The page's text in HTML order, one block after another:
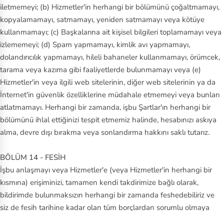
iletmemeyi; (b) Hizmetler'in herhangi bir bölümünü çoğaltmamayı,
kopyalamamayı, satmamayı, yeniden satmamayı veya kötüye
kullanmamayı; (c) Başkalarına ait kişisel bilgileri toplamamayı veya
izlememeyi; (d) Spam yapmamayı, kimlik avı yapmamayı,
dolandırıcılık yapmamayı, hileli bahaneler kullanmamayı, örümcek,
tarama veya kazıma gibi faaliyetlerde bulunmamayı veya (e)
Hizmetler'in veya ilgili web sitelerinin, diğer web sitelerinin ya da
İnternet'in güvenlik özelliklerine müdahale etmemeyi veya bunları
atlatmamayı. Herhangi bir zamanda, işbu Şartlar'ın herhangi bir
bölümünü ihlal ettiğinizi tespit etmemiz halinde, hesabınızı askıya
alma, devre dışı bırakma veya sonlandırma hakkını saklı tutarız.
BÖLÜM 14 - FESİH
İşbu anlaşmayı veya Hizmetler'e (veya Hizmetler'in herhangi bir
kısmına) erişiminizi, tamamen kendi takdirimize bağlı olarak,
bildirimde bulunmaksızın herhangi bir zamanda feshedebiliriz ve
siz de fesih tarihine kadar olan tüm borçlardan sorumlu olmaya